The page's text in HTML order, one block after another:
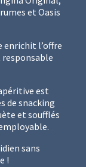
et Oasis
enrichit l’offre
responsable
est
de snacking
et soufflés
sans
!